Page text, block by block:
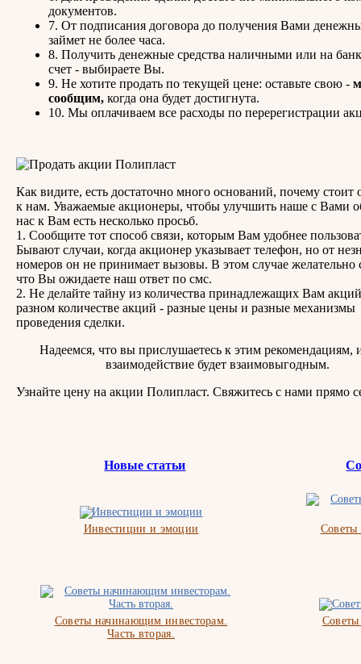
документов.
7. От подписания договора до получения Вами
займет не более часа.
8. Получить денежные средства наличными или на
счет - выбираете Вы.
9. Не хотите продать по текущей цене: оставьте свою -
сообщим, когда она будет достигнута.
10. Мы оплачиваем все расходы по перерегистрации
Как видите, есть достаточно много оснований, почему стоит
к нам. Уважаемые акционеры, чтобы улучшить наше с Вами
нас к Вам есть несколько просьб.
1. Сообщите тот способ связи, которым Вам удобнее
Бывают случаи, когда акционер указывает телефон, но от
номеров он не принимает вызовы. В этом случае желательно
что Вы ожидаете наш ответ по смс.
2. Не делайте тайну из количества принадлежащих Вам
разном количестве акций - разные цены и разные механизмы
проведения сделки.
Надеемся, что вы прислушаетесь к этим рекомендациям,
взаимодействие будет взаимовыгодным.
Узнайте цену на акции Полипласт. Свяжитесь с нами прямо
Новые статьи
Инвестиции и эмоции Советы
Советы начинающим инвесторам.
Часть вторая.